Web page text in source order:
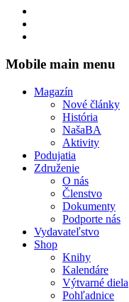
Mobile main menu
Magazín
Nové články
História
NašaBA
Aktivity
Podujatia
Združenie
O nás
Členstvo
Dokumenty
Podporte nás
Vydavateľstvo
Shop
Knihy
Kalendáre
Výtvarné diela
Pohľadnice